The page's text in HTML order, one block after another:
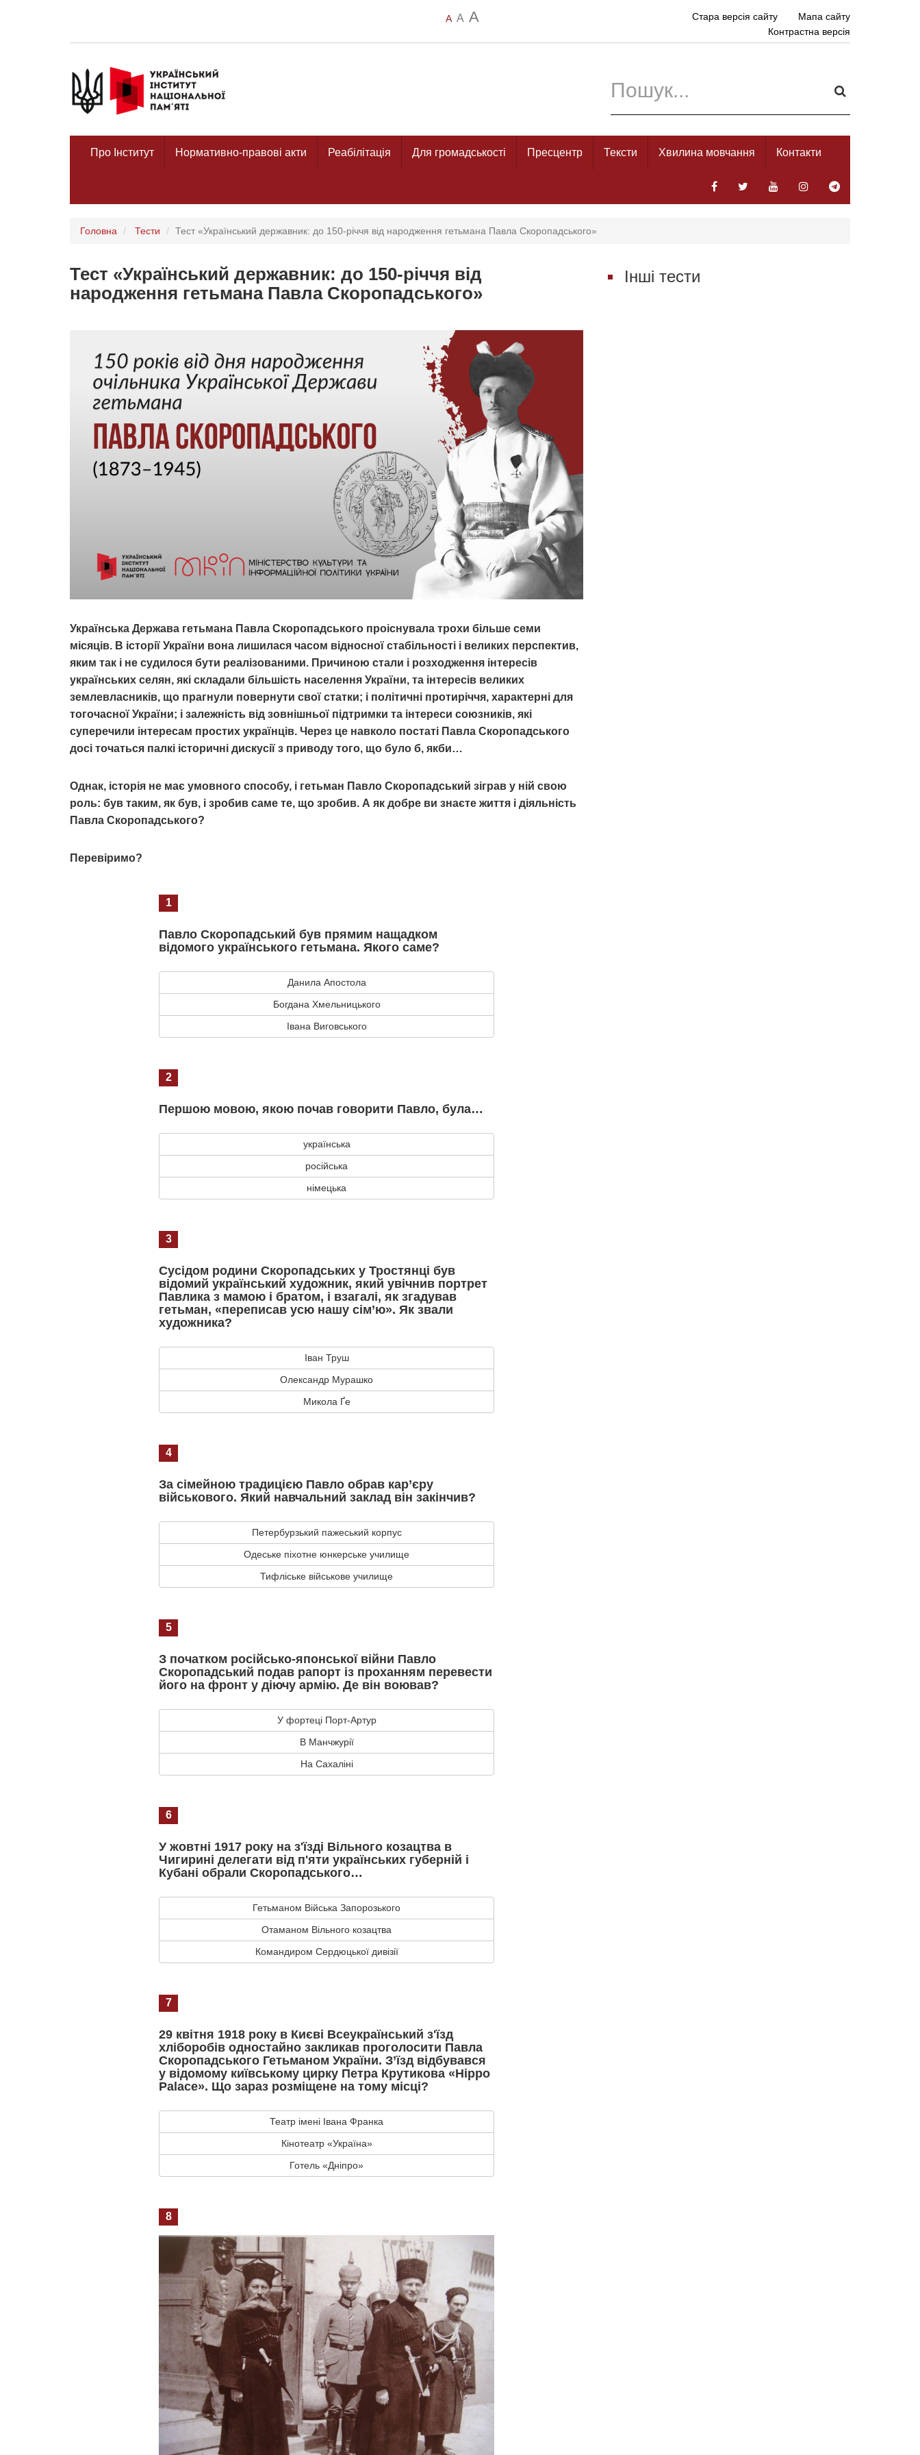
A A A Стара версія сайту
Мапа сайту
Контрастна версія
Про Інститут Нормативно-правові акти Реабілітація Для громадськості Пресцентр Тексти Хвилина мовчання Контакти
Головна Тести Тест «Український державник: до 150-річчя від народження гетьмана Павла Скоропадського»
Тест «Український державник: до 150-річчя від
народження гетьмана Павла Скоропадського»
Українська Держава гетьмана Павла Скоропадського проіснувала трохи більше семи
місяців. В історії України вона лишилася часом відносної стабільності і великих перспектив,
яким так і не судилося бути реалізованими. Причиною стали і розходження інтересів
українських селян, які складали більшість населення України, та інтересів великих
землевласників, що прагнули повернути свої статки; і політичні протиріччя, характерні для
тогочасної України; і залежність від зовнішньої підтримки та інтереси союзників, які
суперечили інтересам простих українців. Через це навколо постаті Павла Скоропадського
досі точаться палкі історичні дискусії з приводу того, що було б, якби…
Однак, історія не має умовного способу, і гетьман Павло Скоропадський зіграв у ній свою
роль: був таким, як був, і зробив саме те, що зробив. А як добре ви знаєте життя і діяльність
Павла Скоропадського?
Перевіримо?
1
Павло Скоропадський був прямим нащадком
відомого українського гетьмана. Якого саме?
Данила Апостола
Богдана Хмельницького
Івана Виговського
2
Першою мовою, якою почав говорити Павло, була…
українська
російська
німецька
3
Сусідом родини Скоропадських у Тростянці був
відомий український художник, який увічнив портрет
Павлика з мамою і братом, і взагалі, як згадував
гетьман, «переписав усю нашу сім’ю». Як звали
художника?
Іван Труш
Олександр Мурашко
Микола Ґе
4
За сімейною традицією Павло обрав кар’єру
військового. Який навчальний заклад він закінчив?
Петербурзький пажеський корпус
Одеське піхотне юнкерське училище
Тифліське військове училище
5
З початком російсько-японської війни Павло
Скоропадський подав рапорт із проханням перевести
його на фронт у діючу армію. Де він воював?
У фортеці Порт-Артур
В Манчжурії
На Сахаліні
6
У жовтні 1917 року на з'їзді Вільного козацтва в
Чигирині делегати від п'яти українських губерній і
Кубані обрали Скоропадського…
Гетьманом Війська Запорозького
Отаманом Вільного козацтва
Командиром Сердюцької дивізії
7
29 квітня 1918 року в Києві Всеукраїнський з'їзд
хліборобів одностайно закликав проголосити Павла
Скоропадського Гетьманом України. З’їзд відбувався
у відомому київському цирку Петра Крутикова «Нірро
Palaсе». Що зараз розміщене на тому місці?
Театр імені Івана Франка
Кінотеатр «Україна»
Готель «Дніпро»
8
Інші тести